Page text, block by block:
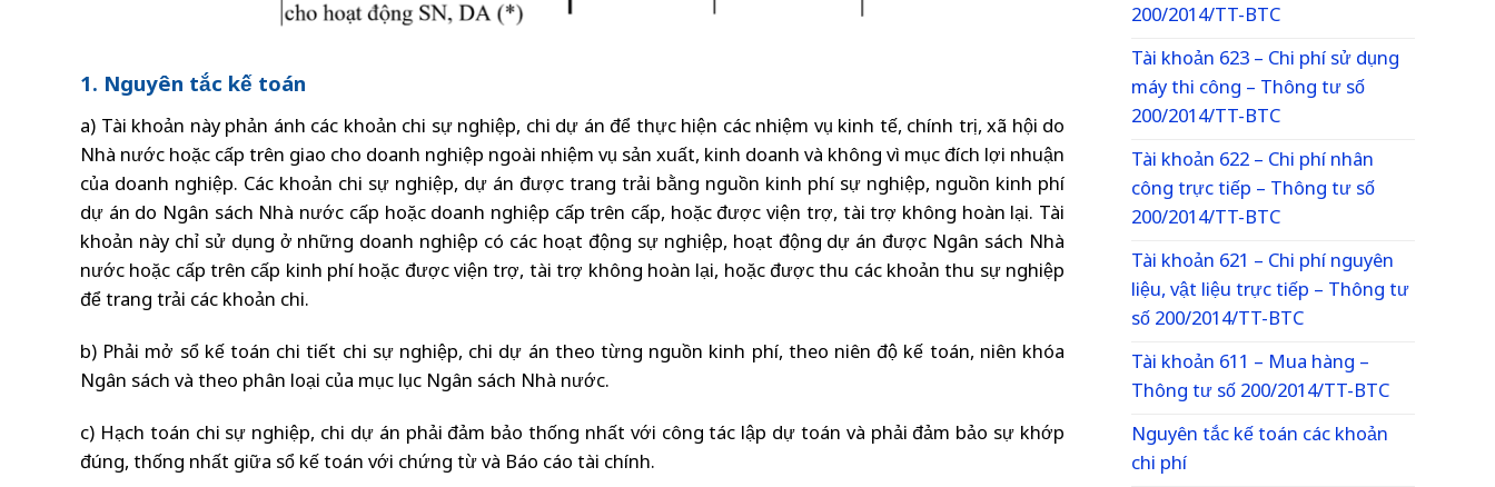
1. Nguyên tắc kế toán
a) Tài khoản này phản ánh các khoản chi sự nghiệp, chi dự án để thực hiện các nhiệm vụ kinh tế, chính trị, xã hội do
Nhà nước hoặc cấp trên giao cho doanh nghiệp ngoài nhiệm vụ sản xuất, kinh doanh và không vì mục đích lợi nhuận
của doanh nghiệp. Các khoản chi sự nghiệp, dự án được trang trải bằng nguồn kinh phí sự nghiệp, nguồn kinh phí
dự án do Ngân sách Nhà nước cấp hoặc doanh nghiệp cấp trên cấp, hoặc được viện trợ, tài trợ không hoàn lại. Tài
khoản này chỉ sử dụng ở những doanh nghiệp có các hoạt động sự nghiệp, hoạt động dự án được Ngân sách Nhà
nước hoặc cấp trên cấp kinh phí hoặc được viện trợ, tài trợ không hoàn lại, hoặc được thu các khoản thu sự nghiệp
để trang trải các khoản chi.
b) Phải mở sổ kế toán chi tiết chi sự nghiệp, chi dự án theo từng nguồn kinh phí, theo niên độ kế toán, niên khóa
Ngân sách và theo phân loại của mục lục Ngân sách Nhà nước.
c) Hạch toán chi sự nghiệp, chi dự án phải đảm bảo thống nhất với công tác lập dự toán và phải đảm bảo sự khớp
đúng, thống nhất giữa sổ kế toán với chứng từ và Báo cáo tài chính.
200/2014/TT-BTC
Tài khoản 623 – Chi phí sử dụng
máy thi công – Thông tư số
200/2014/TT-BTC
Tài khoản 622 – Chi phí nhân
công trực tiếp – Thông tư số
200/2014/TT-BTC
Tài khoản 621 – Chi phí nguyên
liệu, vật liệu trực tiếp – Thông tư
số 200/2014/TT-BTC
Tài khoản 611 – Mua hàng –
Thông tư số 200/2014/TT-BTC
Nguyên tắc kế toán các khoản
chi phí